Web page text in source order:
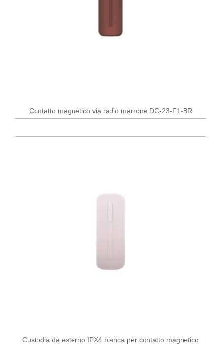
Contatto magnetico via radio marrone DC-23-F1-BR
Custodia da esterno IPX4 bianca per contatto magnetico